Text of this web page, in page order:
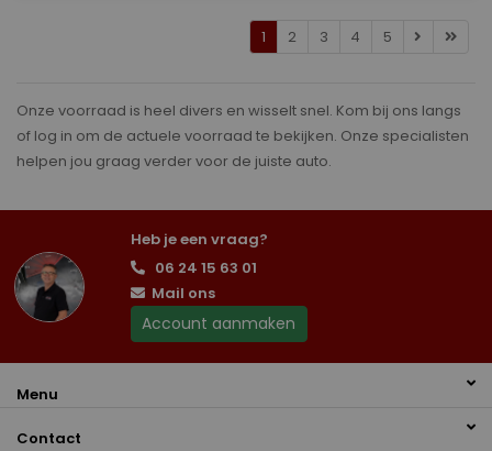
1 2 3 4 5
Onze voorraad is heel divers en wisselt snel. Kom bij ons langs
of log in om de actuele voorraad te bekijken. Onze specialisten
helpen jou graag verder voor de juiste auto.
Heb je een vraag?
06 24 15 63 01
Mail ons
Account aanmaken
Menu
Contact